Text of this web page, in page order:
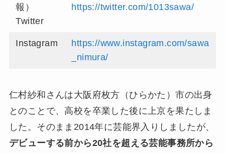
報）
Twitter
https://twitter.com/1013sawa/
Instagram
https://www.instagram.com/sawa
_nimura/
仁村紗和さんは大阪府枚方（ひらかた）市の出身
とのことで、高校を卒業した後に上京を果たしま
した。そのまま2014年に芸能界入りしましたが、
デビューする前から20社を超える芸能事務所から